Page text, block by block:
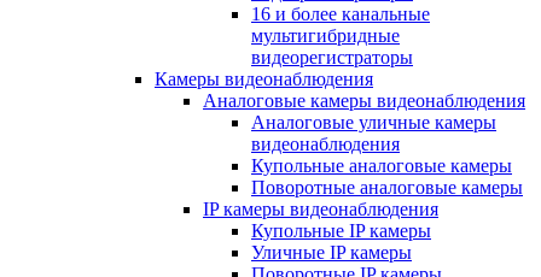
16 и более канальные
мультигибридные
видеорегистраторы
Камеры видеонаблюдения
Аналоговые камеры видеонаблюдения
Аналоговые уличные камеры
видеонаблюдения
Купольные аналоговые камеры
Поворотные аналоговые камеры
IP камеры видеонаблюдения
Купольные IP камеры
Уличные IP камеры